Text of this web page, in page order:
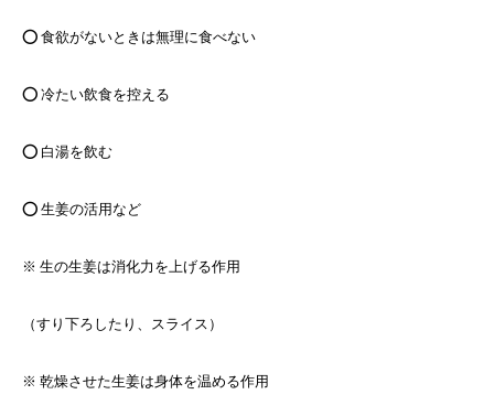
⭕️ 食欲がないときは無理に食べない
⭕️ 冷たい飲食を控える
⭕️ 白湯を飲む
⭕️ 生姜の活用など
※ 生の生姜は消化力を上げる作用
（すり下ろしたり、スライス）
※ 乾燥させた生姜は身体を温める作用